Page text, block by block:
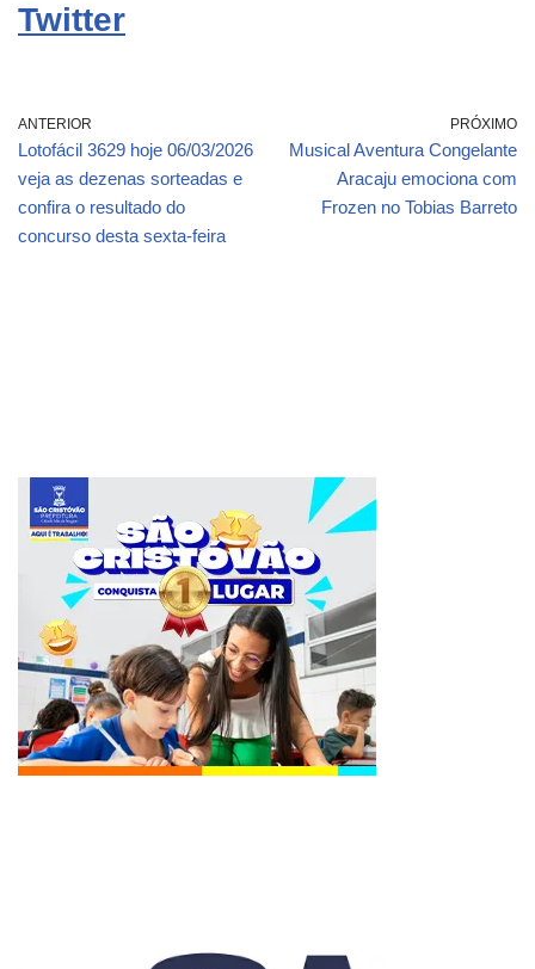
Twitter
ANTERIOR
Lotofácil 3629 hoje 06/03/2026
veja as dezenas sorteadas e
confira o resultado do
concurso desta sexta-feira
PRÓXIMO
Musical Aventura Congelante
Aracaju emociona com
Frozen no Tobias Barreto